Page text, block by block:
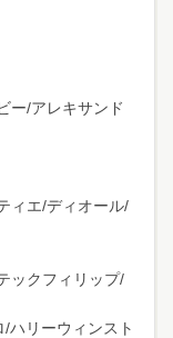
ー/アレキサンド
ィエ/ディオール/
ックフィリップ/
ハリーウィンスト